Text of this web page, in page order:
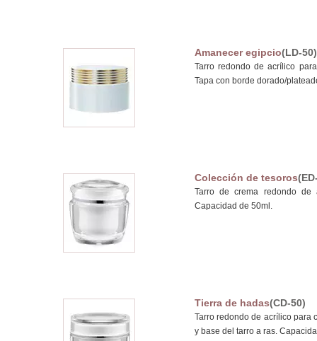
Amanecer egipcio(LD-50)
Tarro redondo de acrílico
Tapa con borde dorado/
Colección de tesoros
Tarro de crema redondo
Capacidad de 50ml.
Tierra de hadas(CD-50)
Tarro redondo de acrílico para
y base del tarro a ras.